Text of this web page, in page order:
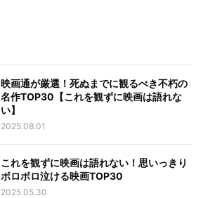
映画通が厳選！死ぬまでに観るべき不朽の
名作TOP30【これを観ずに映画は語れな
い】
2025.08.01
これを観ずに映画は語れない！思いっきり
ボロボロ泣ける映画TOP30
2025.05.30